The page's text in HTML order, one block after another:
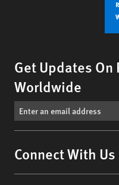
Get Updates
Worldwide
Connect With Us